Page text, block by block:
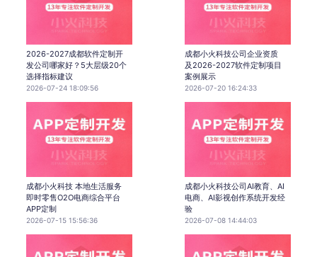
2026-2027成都软件定制开
发公司哪家好？5大层级20个
选择指标建议
2026-07-24 18:09:56
成都小火科技公司企业资质
及2026-2027软件定制项目
案例展示
2026-07-20 16:24:33
成都小火科技 本地生活服务
即时零售O2O电商综合平台
APP定制
2026-07-15 15:56:36
成都小火科技公司AI教育、AI
电商、AI影视创作系统开发经
验
2026-07-08 14:44:03